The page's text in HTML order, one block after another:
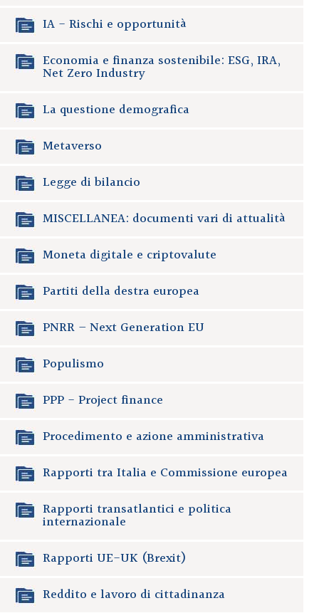
IA - Rischi e opportunità
Economia e finanza sostenibile: ESG, IRA,
Net Zero Industry
La questione demografica
Metaverso
Legge di bilancio
MISCELLANEA: documenti vari di attualità
Moneta digitale e criptovalute
Partiti della destra europea
PNRR – Next Generation EU
Populismo
PPP - Project finance
Procedimento e azione amministrativa
Rapporti tra Italia e Commissione europea
Rapporti transatlantici e politica
internazionale
Rapporti UE-UK (Brexit)
Reddito e lavoro di cittadinanza